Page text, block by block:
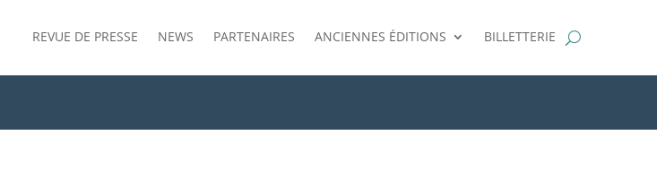
REVUE DE PRESSE NEWS PARTENAIRES ANCIENNES ÉDITIONS BILLETTERIE